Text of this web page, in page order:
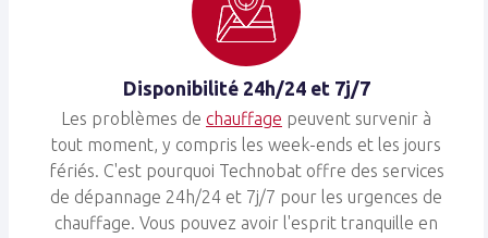
Disponibilité 24h/24 et 7j/7
Les problèmes de chauffage peuvent survenir à
tout moment, y compris les week-ends et les jours
fériés. C'est pourquoi Technobat offre des services
de dépannage 24h/24 et 7j/7 pour les urgences de
chauffage. Vous pouvez avoir l'esprit tranquille en